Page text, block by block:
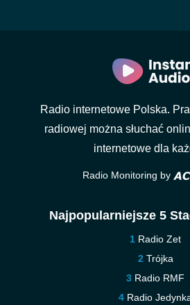
Radio internetowe Polska.
radiowej można słuchać
internetowe dla
Radio Monitoring by
Najpopularniejsze 5
Radio Zet
Trójka
Radio RMF
Radio